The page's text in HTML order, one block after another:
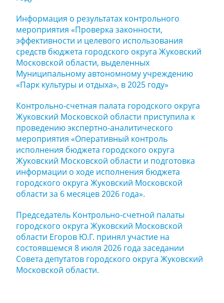
Информация о результатах контрольного
мероприятия «Проверка законности,
эффективности и целевого использования
средств бюджета городского округа Жуковский
Московской области, выделенных
Муниципальному автономному учреждению
«Парк культуры и отдыха», в 2025 году»
Контрольно-счетная палата городского округа
Жуковский Московской области приступила к
проведению экспертно-аналитического
мероприятия «Оперативный контроль
исполнения бюджета городского округа
Жуковский Московской области и подготовка
информации о ходе исполнения бюджета
городского округа Жуковский Московской
области за 6 месяцев 2026 года».
Председатель Контрольно-счетной палаты
городского округа Жуковский Московской
области Егоров Ю.Г. принял участие на
состоявшемся 8 июля 2026 года заседании
Совета депутатов городского округа Жуковский
Московской области.